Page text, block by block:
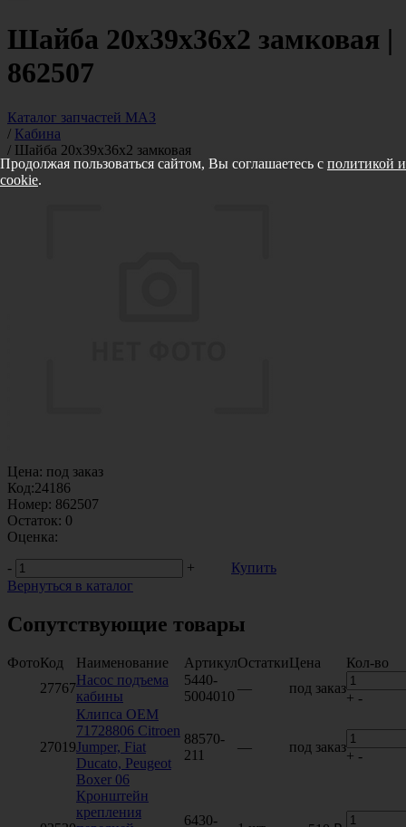
Шайба 20х39х36х2 замковая |
862507
Каталог запчастей МАЗ
/ Кабина
/ Шайба 20х39х36х2 замковая
Цена: под заказ
Код:24186
Номер: 862507
Остаток: 0
Оценка:
-
+
Купить
Вернуться в каталог
Сопутствующие товары
ФотоКод Наименование АртикулОстаткиЦена
Кол-во
27767
Насос подъема
кабины
5440-
5004010
— под заказ
+ -
27019
Клипса OEM
71728806 Citroen
Jumper, Fiat
Ducato, Peugeot
Boxer 06
88570-
211
— под заказ
+ -
Кронштейн
крепления
6430-
Продолжая пользоваться сайтом, Вы соглашаетесь с политикой
cookie.